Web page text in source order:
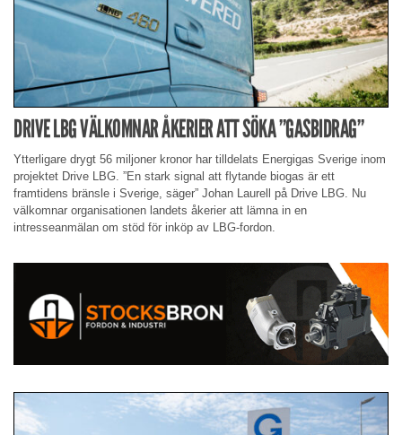
DRIVE LBG VÄLKOMNAR ÅKERIER ATT SÖKA ”GASBIDRAG”
Ytterligare drygt 56 miljoner kronor har tilldelats Energigas Sverige inom
projektet Drive LBG. ”En stark signal att flytande biogas är ett
framtidens bränsle i Sverige, säger” Johan Laurell på Drive LBG. Nu
välkomnar organisationen landets åkerier att lämna in en
intresseanmälan om stöd för inköp av LBG-fordon.